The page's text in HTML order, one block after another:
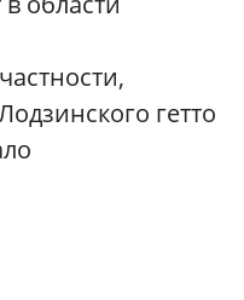
гетто